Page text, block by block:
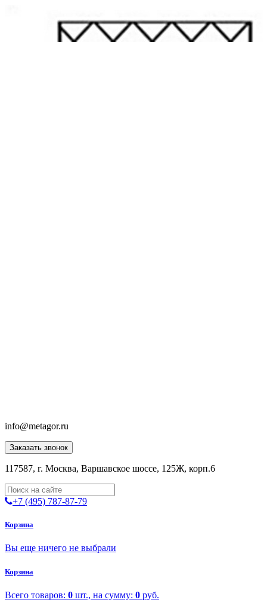
info@metagor.ru
Заказать звонок
117587, г. Москва, Варшавское шоссе, 125Ж, корп.6
+7 (495) 787-87-79
Корзина
Вы еще ничего не выбрали
Корзина
Всего товаров: 0 шт., на сумму: 0 руб.